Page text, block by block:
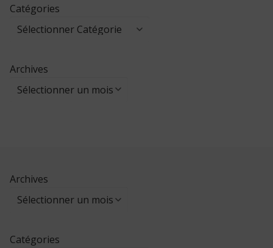
Catégories
Archives
Archives
Catégories